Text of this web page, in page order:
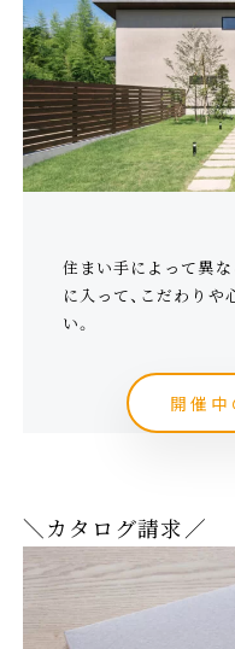
住まい手によって異な
に入って、こだわり
い。
開催中
＼カタログ請求／